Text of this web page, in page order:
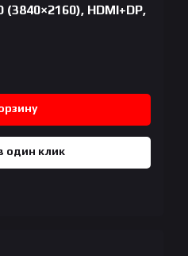
(3840×2160), HDMI+DP,
один клик